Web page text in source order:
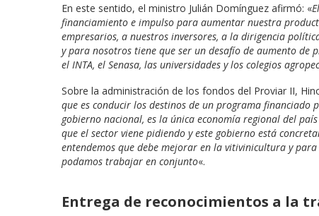
En este sentido, el ministro Julián Domínguez afirmó: «
financiamiento e impulso para aumentar nuestra
empresarios, a nuestros inversores, a la dirigencia
y para nosotros tiene que ser un desafío de aumento
el INTA, el Senasa, las universidades y los colegios
Sobre la administración de los fondos del Proviar II,
que es conducir los destinos de un programa
gobierno nacional, es la única economía regional del
que el sector viene pidiendo y este gobierno está
entendemos que debe mejorar en la vitivinicultura y
podamos trabajar en conjunto«.
Entrega de reconocimientos a la